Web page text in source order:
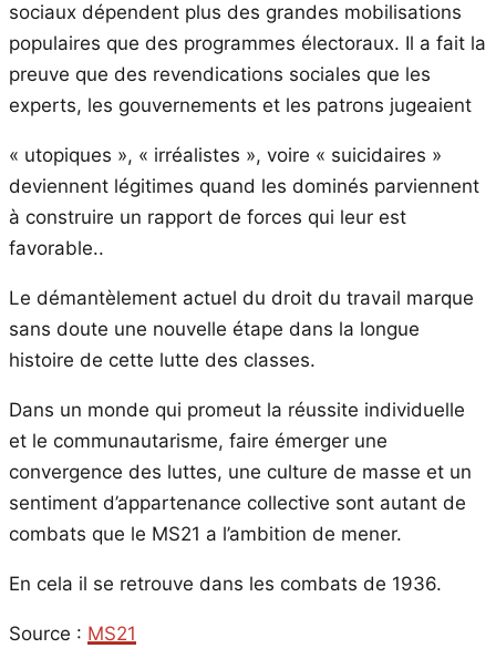
sociaux dépendent plus des grandes mobilisations
populaires que des programmes électoraux. Il a fait la
preuve que des revendications sociales que les
experts, les gouvernements et les patrons jugeaient
« utopiques », « irréalistes », voire « suicidaires »
deviennent légitimes quand les dominés parviennent
à construire un rapport de forces qui leur est
favorable..
Le démantèlement actuel du droit du travail marque
sans doute une nouvelle étape dans la longue
histoire de cette lutte des classes.
Dans un monde qui promeut la réussite individuelle
et le communautarisme, faire émerger une
convergence des luttes, une culture de masse et un
sentiment d’appartenance collective sont autant de
combats que le MS21 a l’ambition de mener.
En cela il se retrouve dans les combats de 1936.
Source : MS21